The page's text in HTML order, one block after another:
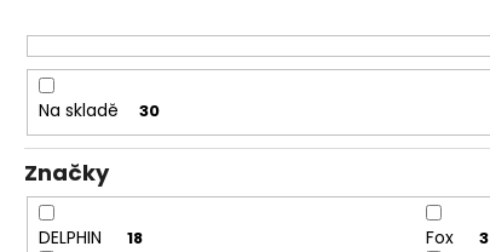
o
d
u
k
t
ů
Na skladě 30
Značky
DELPHIN 18 Fox 3